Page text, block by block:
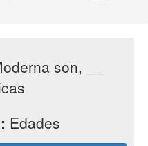
son, __
Edades